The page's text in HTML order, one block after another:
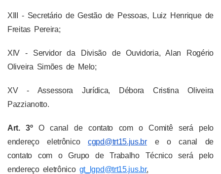
XIII - Secretário de Gestão de Pessoas, Luiz Henrique de
Freitas Pereira;
XIV - Servidor da Divisão de Ouvidoria, Alan Rogério
Oliveira Simões de Melo;
XV - Assessora Jurídica, Débora Cristina Oliveira
Pazzianotto.
Art. 3ºO canal de contato com o Comitê será pelo
endereço eletrônico cgpd@trt15.jus.br
e o canal de
contato com o Grupo de Trabalho Técnico será pelo
endereço eletrônico gt_lgpd@trt15.jus.br.